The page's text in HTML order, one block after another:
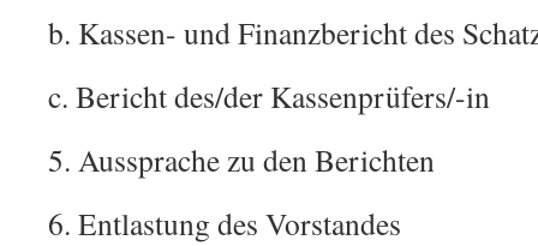
b. Kassen- und Finanzbericht des
c. Bericht des/der Kassenprüfers/-in
5. Aussprache zu den Berichten
6. Entlastung des Vorstandes